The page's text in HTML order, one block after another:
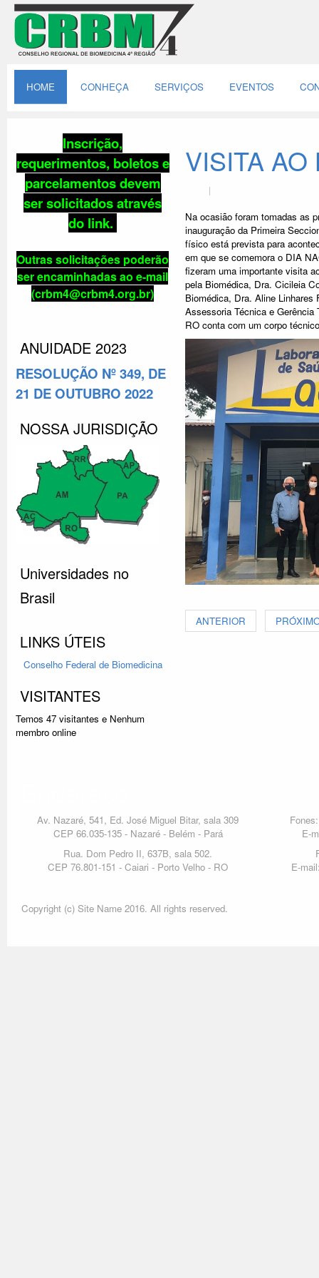
HOME CONHEÇA SERVIÇOS EVENTOS
Inscrição,
requerimentos, boletos e
parcelamentosdevem
ser solicitados através
do link.
Outras solicitações poderão
ser encaminhadas ao e-mail
(crbm4@crbm4.org.br)
ANUIDADE 2023
RESOLUÇÃO Nº 349, DE
21 DE OUTUBRO 2022
NOSSA JURISDIÇÃO
Universidades no
Brasil
LINKS ÚTEIS
Conselho Federal de Biomedicina
VISITANTES
Temos 47 visitantes e Nenhum
membro online
VISITA AO
Na ocasião foram tomadas as
inauguração da Primeira
físico está prevista para
em que se comemora o DIA
fizeram uma importante visita
pela Biomédica, Dra. Cicileia
Biomédica, Dra. Aline Linhares
Assessoria Técnica e
RO conta com um corpo
ANTERIOR
Av. Nazaré, 541, Ed. José Miguel Bitar, sala 309
CEP 66.035-135 - Nazaré - Belém - Pará
E-
Rua. Dom Pedro II, 637B, sala 502.
CEP 76.801-151 - Caiari - Porto Velho - RO
E-
Copyright (c) Site Name 2016. All rights reserved.